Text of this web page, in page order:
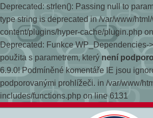
Deprecated: strlen(): Passing null to
type string is deprecated in /var/www/
content/plugins/hyper-cache/plugin.php
Deprecated: Funkce WP_Dependencies-
použita s parametrem, který není
6.9.0! Podmíněné komentáře IE jsou
podporovanými prohlížeči. in /var/www/
includes/functions.php on line 6131